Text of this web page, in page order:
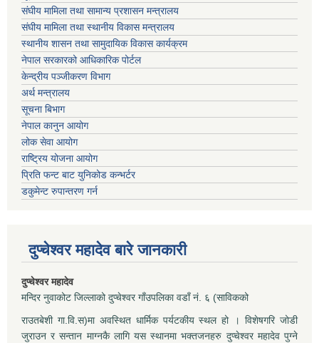
संघीय मामिला तथा सामान्य प्रशासन मन्त्रालय
संघीय मामिला तथा स्थानीय विकास मन्त्रालय
स्थानीय शासन तथा सामुदायिक विकास कार्यक्रम
नेपाल सरकारको आधिकारिक पोर्टल
केन्द्रीय पञ्जीकरण विभाग
अर्थ मन्त्रालय
सूचना बिभाग
नेपाल कानुन आयोग
लोक सेवा आयोग
राष्ट्रिय योजना आयोग
प्रिति फन्ट बाट युनिकोड कन्भर्टर
डकुमेन्ट रुपान्तरण गर्न
दुप्चेश्वर महादेव बारे जानकारी
दुप्चेश्वर महादेव
मन्दिर नुवाकोट जिल्लाको दुप्चेश्वर गाँउपलिका वडाँ नं. ६ (साविकको
राउतबेशी गा.वि.स)मा अवस्थित धार्मिक पर्यटकीय स्थल हो । विशेषगरि जोडी
जुराउन र सन्तान माग्नकै लागि यस स्थानमा भक्तजनहरु दुप्चेश्वर महादेव पुग्ने